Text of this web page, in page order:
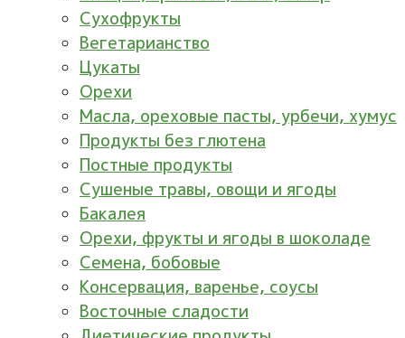
Сухофрукты
Вегетарианство
Цукаты
Орехи
Масла, ореховые пасты, урбечи, хумус
Продукты без глютена
Постные продукты
Сушеные травы, овощи и ягоды
Бакалея
Орехи, фрукты и ягоды в шоколаде
Семена, бобовые
Консервация, варенье, соусы
Восточные сладости